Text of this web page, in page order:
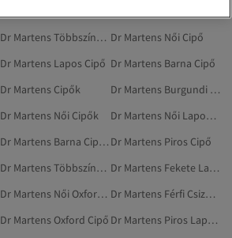
Dr Martens Többszínű Cipő Dr Martens Női Cipő
Dr Martens Lapos Cipő Dr Martens Barna Cipő
Dr Martens Cipők
Dr Martens Burgundi Lapos Cipő
Dr Martens Női Cipők
Dr Martens Női Lapos Cipő
Dr Martens Barna Cipők Dr Martens Piros Cipő
Dr Martens Többszínű Cipők
Dr Martens Fekete Lapos Cipő
Dr Martens Női Oxford Cipő
Dr Martens Férfi Csizmák És Magas Szárú Csizmák
Dr Martens Oxford Cipő
Dr Martens Piros Lapos Cipő